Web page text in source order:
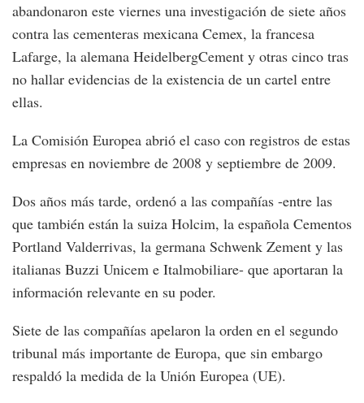
abandonaron este viernes una investigación de siete años
contra las cementeras mexicana Cemex, la francesa
Lafarge, la alemana HeidelbergCement y otras cinco tras
no hallar evidencias de la existencia de un cartel entre
ellas.
La Comisión Europea abrió el caso con registros de estas
empresas en noviembre de 2008 y septiembre de 2009.
Dos años más tarde, ordenó a las compañías -entre las
que también están la suiza Holcim, la española Cementos
Portland Valderrivas, la germana Schwenk Zement y las
italianas Buzzi Unicem e Italmobiliare- que aportaran la
información relevante en su poder.
Siete de las compañías apelaron la orden en el segundo
tribunal más importante de Europa, que sin embargo
respaldó la medida de la Unión Europea (UE).